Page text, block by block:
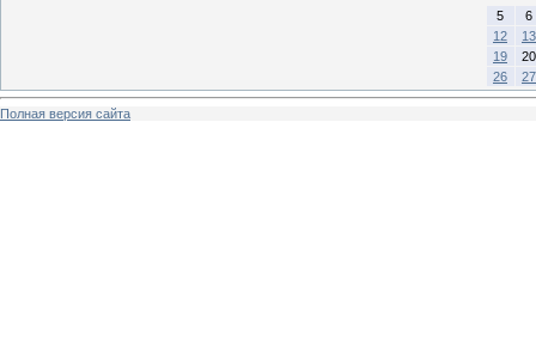
5
6
12
13
19
20
26
27
Полная версия сайта